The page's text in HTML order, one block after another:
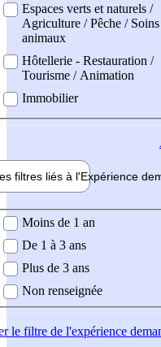
Espaces verts et naturels /
Agriculture / Pêche /
animaux
Hôtellerie - Restauration /
Tourisme / Animation
Immobilier
filtres liés à l'Expérience
demandée
Moins de 1 an
De 1 à 3 ans
Plus de 3 ans
Non renseignée
le filtre de l'expérience